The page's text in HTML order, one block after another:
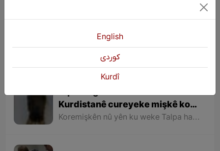
Bandora jineke pispor a Kurd li
ser çêkirina mejiyê robotî li
welatê Îtaliyayê
Li parêzgeheke Bakurê
Kurdistanê cureyeke mişkê kor
ku 3 milyon sale jiyan dike, hat Koremişkên nû yên ku weke Talpa hakkarîensîs û Talpa davîdîana Tatvanensîs tên binav kirin, ser bi komeke naskirî ya ku xwedî guhandar û şîrmij pêk tên.
English
كوردی
Kurdî